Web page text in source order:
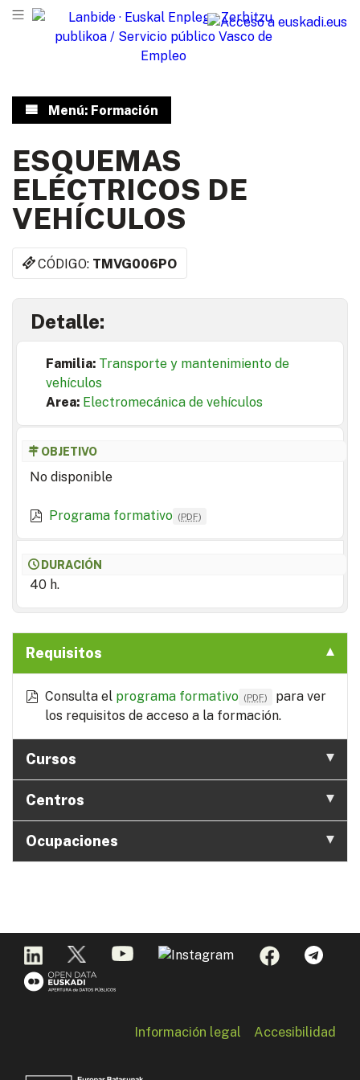
Menú: Formación
ESQUEMAS
ELÉCTRICOS DE
VEHÍCULOS
CÓDIGO: TMVG006PO
Detalle:
Familia: Transporte y mantenimiento de
vehículos
Area: Electromecánica de vehículos
OBJETIVO
No disponible
Programa formativo (PDF)
DURACIÓN
40 h.
Requisitos
Consulta el programa formativo (PDF)
para ver
los requisitos de acceso a la formación.
Cursos
Centros
Ocupaciones
Información legal Accesibilidad